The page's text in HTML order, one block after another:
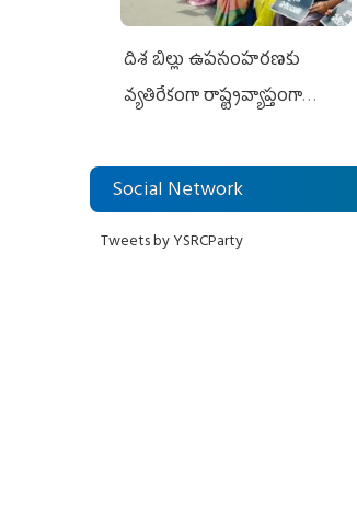
దిశ బిల్లు ఉపసంహరణకు
వ్యతిరేకంగా రాష్ట్రవ్యాప్తంగా
ఆందోళనలు
Social Network
Tweets by YSRCParty